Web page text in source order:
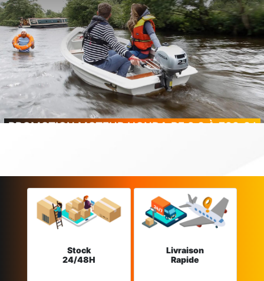
PROMOTION MOTEUR HONDA BF 2.3 À 799 € !
Stock
24/48H
Livraison
Rapide